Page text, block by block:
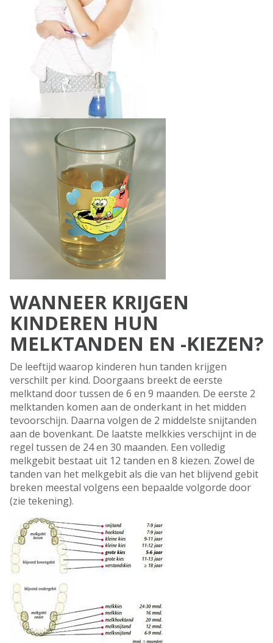
WANNEER KRIJGEN
KINDEREN HUN
MELKTANDEN EN -KIEZEN?
De leeftijd waarop kinderen hun tanden krijgen
verschilt per kind. Doorgaans breekt de eerste
melktand door tussen de 6 en 9 maanden. De eerste 2
melktanden komen aan de onderkant in het midden
tevoorschijn. Daarna volgen de 2 middelste snijtanden
aan de bovenkant. De laatste melkkies verschijnt in de
regel tussen de 24 en 30 maanden. Een volledig
melkgebit bestaat uit 12 tanden en 8 kiezen. Zowel de
tanden van het melkgebit als die van het blijvend gebit
breken meestal volgens een bepaalde volgorde door
(zie tekening).